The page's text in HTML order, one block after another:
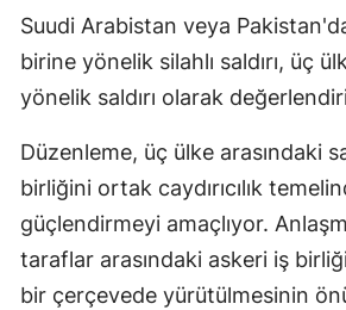
Suudi Arabistan veya
birine yönelik silahlı saldırı, üç
yönelik saldırı olarak
Düzenleme, üç ülke arasındaki
birliğini ortak caydırıcılık
güçlendirmeyi amaçlıyor.
taraflar arasındaki askeri iş
bir çerçevede yürütülmesinin